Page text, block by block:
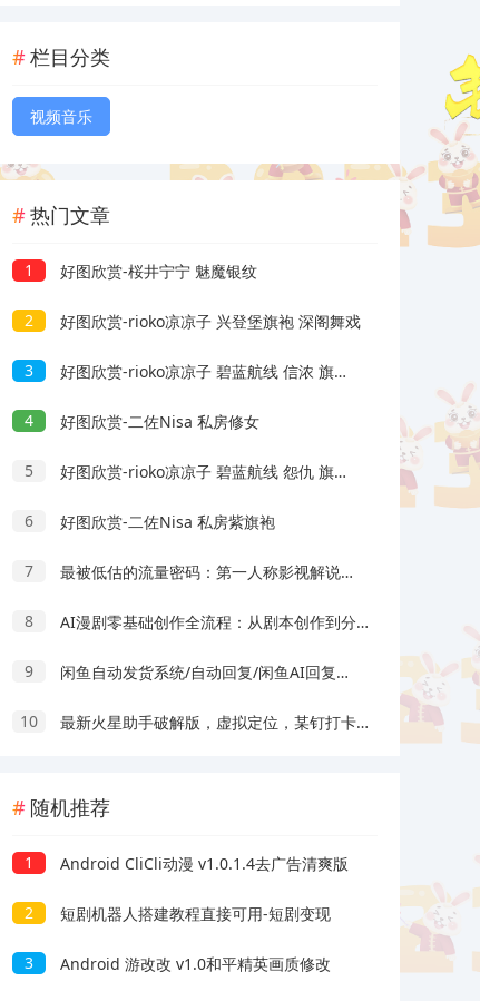
栏目分类
视频音乐
热门文章
1 好图欣赏-桜井宁宁 魅魔银纹
2 好图欣赏-rioko凉凉子 兴登堡旗袍 深阁舞戏
3 好图欣赏-rioko凉凉子 碧蓝航线 信浓 旗袍 相融一梦
4 好图欣赏-二佐Nisa 私房修女
5 好图欣赏-rioko凉凉子 碧蓝航线 怨仇 旗袍 杯盏盈芳华
6 好图欣赏-二佐Nisa 私房紫旗袍
7 最被低估的流量密码：第一人称影视解说，条条爆款100w+！【保姆级教学】
8 AI漫剧零基础创作全流程：从剧本创作到分镜剪辑，全套提示词模板直接落地出片
9 闲鱼自动发货系统/自动回复/闲鱼AI回复系统源码
10 最新火星助手破解版，虚拟定位，某钉打卡利器
随机推荐
1 Android CliCli动漫 v1.0.1.4去广告清爽版
2 短剧机器人搭建教程直接可用-短剧变现
3 Android 游改改 v1.0和平精英画质修改